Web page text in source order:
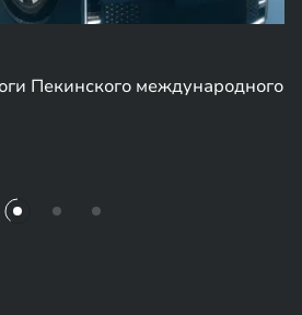
Пекинского международного